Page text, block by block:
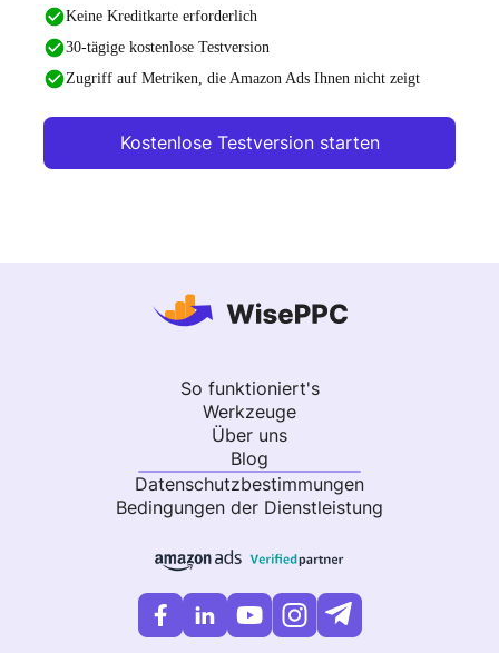
Keine Kreditkarte erforderlich
30-tägige kostenlose Testversion
Zugriff auf Metriken, die Amazon Ads Ihnen nicht zeigt
Kostenlose Testversion starten
So funktioniert's
Werkzeuge
Über uns
Blog
Datenschutzbestimmungen
Bedingungen der Dienstleistung